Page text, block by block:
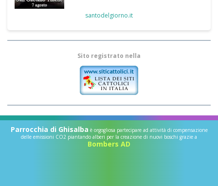
santodelgiorno.it
Sito registrato nella
Parrocchia di Ghisalba è orgogliosa partecipare ad attività di compensazione
delle emissioni CO2 piantando alberi per la creazione di nuovi boschi grazie a
Bombers AD